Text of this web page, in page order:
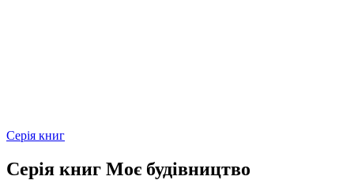
Серія книг
Серія книг Моє будівництво